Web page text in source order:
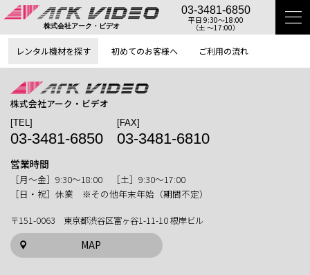
株式会社アーク・ビデオ
03-3481-6850
平日 9:30〜18:00
（土 〜17:00）
レンタル機材を探す 初めてのお客様へ ご利用の流れ
株式会社アーク・ビデオ
[TEL]
03-3481-6850
[FAX]
03-3481-6810
営業時間
［月〜金］9:30〜18:00 ［土］9:30〜17:00
［日・祝］休業 ※その他年末年始（期間不定）
〒151-0063 東京都渋谷区富ヶ谷1-11-10 根岸ビル
MAP